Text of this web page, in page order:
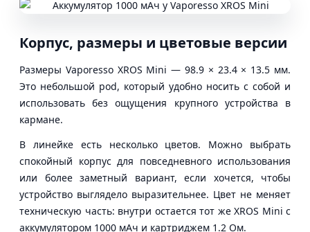
Корпус, размеры и цветовые версии
Размеры Vaporesso XROS Mini — 98.9 × 23.4 × 13.5 мм.
Это небольшой pod, который удобно носить с собой и
использовать без ощущения крупного устройства в
кармане.
В линейке есть несколько цветов. Можно выбрать
спокойный корпус для повседневного использования
или более заметный вариант, если хочется, чтобы
устройство выглядело выразительнее. Цвет не меняет
техническую часть: внутри остается тот же XROS Mini с
аккумулятором 1000 мАч и картриджем 1.2 Ом.